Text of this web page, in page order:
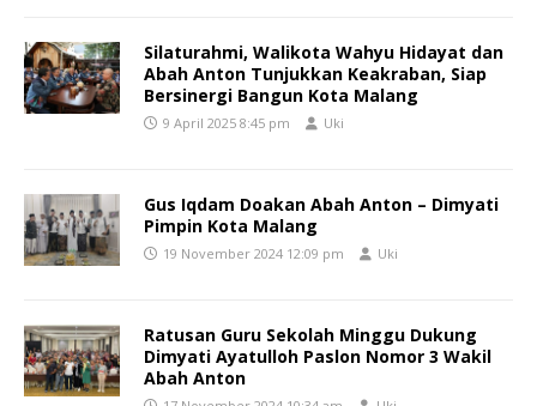
Silaturahmi, Walikota Wahyu Hidayat dan
Abah Anton Tunjukkan Keakraban, Siap
Bersinergi Bangun Kota Malang
9 April 2025 8:45 pm Uki
Gus Iqdam Doakan Abah Anton – Dimyati
Pimpin Kota Malang
19 November 2024 12:09 pm Uki
Ratusan Guru Sekolah Minggu Dukung
Dimyati Ayatulloh Paslon Nomor 3 Wakil
Abah Anton